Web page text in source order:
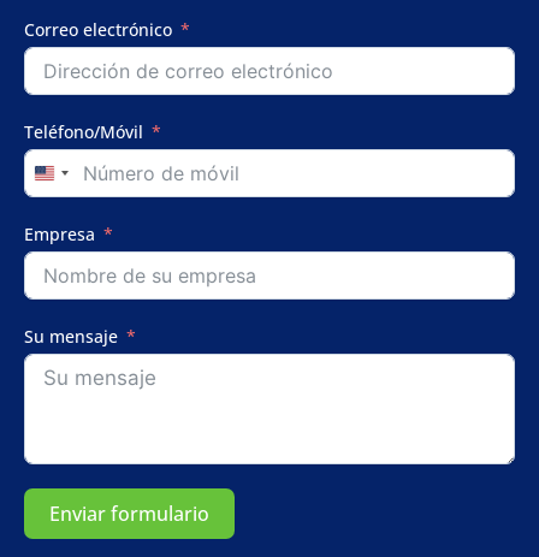
Correo electrónico
Teléfono/Móvil
United
States
+1
Empresa
Su mensaje
Enviar formulario